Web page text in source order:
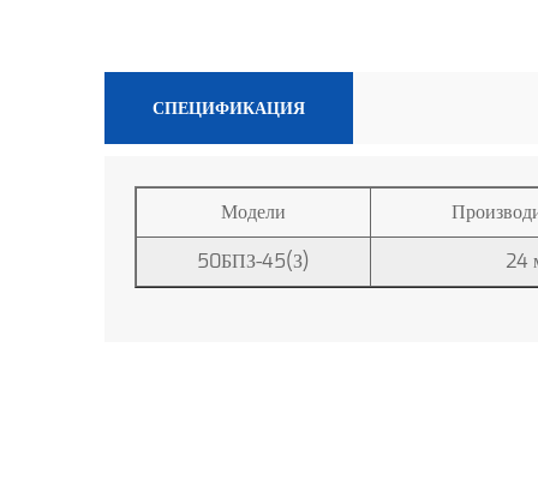
СПЕЦИФИКАЦИЯ
Модели
50БПЗ-45(З)
24